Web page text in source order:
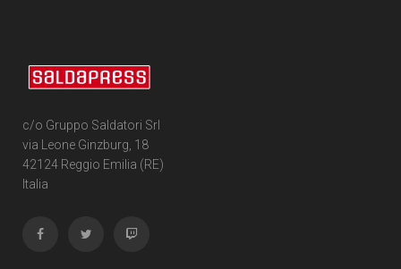
c/o Gruppo Saldatori Srl
via Leone Ginzburg, 18
42124 Reggio Emilia (RE)
Italia